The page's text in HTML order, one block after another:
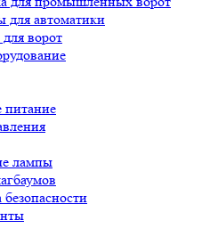
для автоматики
ворот
питание
лампы
безопасности